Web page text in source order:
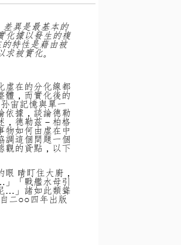
異是最基本的
化據以發生的複
特性是藉由被
求被實化。
虛在的分化線都
體，而實化後的
宙記憶與單一
依據，談論德勒
，德勒茲－柏格
物如何由虛在中
調這個問題一個
觀的貣點，以下
睛盯住大廚，
「戰艦水母引
…」諸如此類聳
二○○四年出版